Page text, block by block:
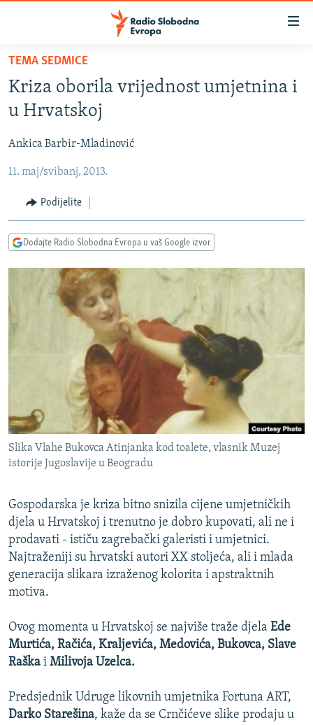
Pređite
glavni
sadržaj
na
navigaciju
Pređite
pretragu
BOSNA I HERCEGOVINA
KOSOVO
CRNA GORA
VIZUELNO
FOTOGALERIJE
INFOGRAFIKE
PODCASTI
RAT U UKRAJINI
KINA NA BALKANU
RSE PRIČE IZ SVIJETA
ISPRIČAJ MI
DNEVNO@RSE
SPECIJALI RSE
VIŠE OD NASLOVA
GENOCID U SREBRENICI
POPLAVE I KLIZIŠTA U BIH 2024.
POST SCRIPTUM
MOJA EVROPA
TRI DECENIJE OD RATA U BIH
SVE KARTE DEJTONA
PRATITE NAS
TEMA SEDMICE
Kriza oborila vrijednost umjetnina i
u Hrvatskoj
Ankica Barbir-Mladinović
11. maj/svibanj, 2013.
Podijelite
Dodajte Radio Slobodna Evropa u vaš Google izvor
Slika Vlahe Bukovca Atinjanka kod toalete, vlasnik Muzej
istorije Jugoslavije u Beogradu
Gospodarska je kriza bitno snizila cijene umjetničkih
djela u Hrvatskoj i trenutno je dobro kupovati, ali ne i
prodavati - ističu zagrebački galeristi i umjetnici.
Najtraženiji su hrvatski autori XX stoljeća, ali i mlada
generacija slikara izraženog kolorita i apstraktnih
motiva.
Ovog momenta u Hrvatskoj se najviše traže djela Ede
Murtića, Račića, Kraljevića, Medovića, Bukovca, Slave
Raška i Milivoja Uzelca.
Predsjednik Udruge likovnih umjetnika Fortuna ART,
Darko Starešina, kaže da se Crnčićeve slike prodaju u